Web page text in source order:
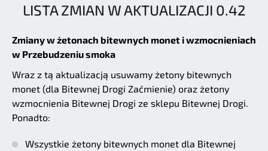
LISTA ZMIAN W AKTUALIZACJI 0.42
Zmiany w żetonach bitewnych monet i wzmocnieniach
w Przebudzeniu smoka
Wraz z tą aktualizacją usuwamy żetony bitewnych
monet (dla Bitewnej Drogi Zaćmienie) oraz żetony
wzmocnienia Bitewnej Drogi ze sklepu Bitewnej Drogi.
Ponadto:
Wszystkie żetony bitewnych monet dla Bitewnej